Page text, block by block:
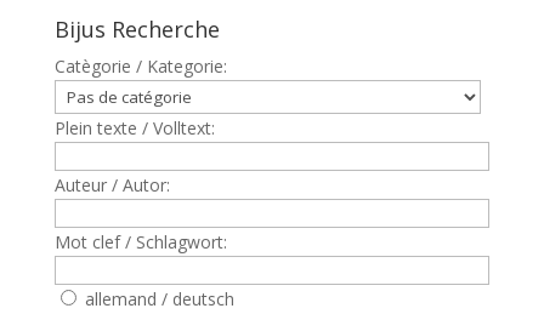
Bijus Recherche
Catègorie / Kategorie:
Plein texte / Volltext:
Auteur / Autor:
Mot clef / Schlagwort:
allemand / deutsch